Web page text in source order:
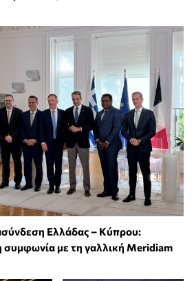
Ελλάδας – Κύπρου:
με τη γαλλική Meridiam